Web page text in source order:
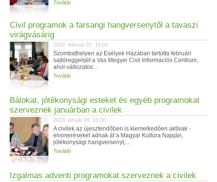
Tovább
Civil programok a farsangi hangversenytől a tavaszi
virágvásárig
2019. február 07. 15:00
Szombathelyen az Esélyek Házában tartotta februári
sajtóreggelijét a Vas Megyei Civil Információs Centrum,
ahol változatos...
Tovább
Bálokat, jótékonysági esteket és egyéb programokat
szerveznek januárban a civilek
2019. január 09. 16:00
A civilek az újesztendőben is kiemelkedően aktívak -
elismeréseket adnak át a Magyar Kultúra Napján,
jótékonysági hangversenyt,...
Tovább
Izgalmas adventi programokat szerveznek a civilek